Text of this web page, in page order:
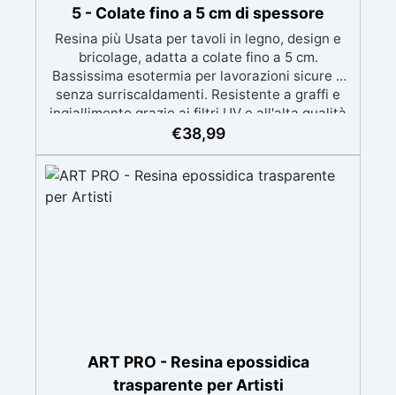
5 - Colate fino a 5 cm di spessore
Resina più Usata per tavoli in legno, design e
bricolage, adatta a colate fino a 5 cm.
Bassissima esotermia per lavorazioni sicure e
senza surriscaldamenti. Resistente a graffi e
ingiallimento grazie ai filtri UV e all'alta qualità
meccanica. Bassa viscosità per eliminare bolle
BPA/VOC free e certificata per il contatto
prolungato con la pelle.
€38,99
ART PRO - Resina epossidica
trasparente per Artisti